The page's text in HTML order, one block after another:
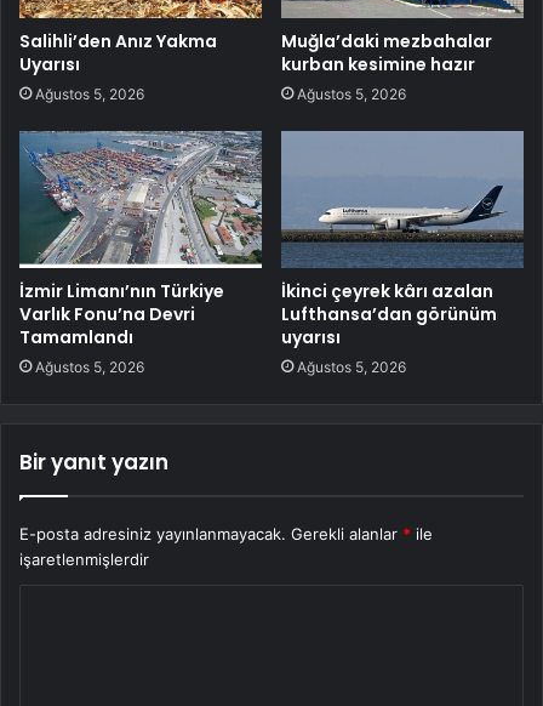
Salihli’den Anız Yakma
Uyarısı
Ağustos 5, 2026
Muğla’daki mezbahalar
kurban kesimine hazır
Ağustos 5, 2026
İzmir Limanı’nın Türkiye
Varlık Fonu’na Devri
Tamamlandı
Ağustos 5, 2026
İkinci çeyrek kârı azalan
Lufthansa’dan görünüm
uyarısı
Ağustos 5, 2026
Bir yanıt yazın
E-posta adresiniz yayınlanmayacak. Gerekli alanlar * ile
işaretlenmişlerdir